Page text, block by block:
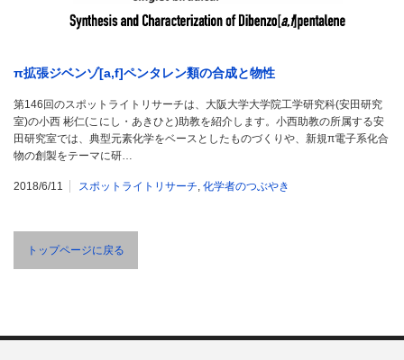
π拡張ジベンゾ[a,f]ペンタレン類の合成と物性
第146回のスポットライトリサーチは、大阪大学大学院工学研究科(安田研究
室)の小西 彬仁(こにし・あきひと)助教を紹介します。小西助教の所属する安
田研究室では、典型元素化学をベースとしたものづくりや、新規π電子系化合
物の創製をテーマに研…
2018/6/11 スポットライトリサーチ, 化学者のつぶやき
トップページに戻る